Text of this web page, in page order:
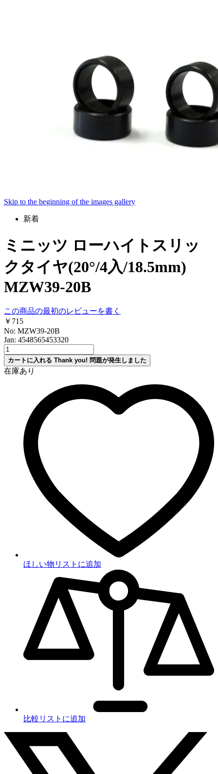
Skip to the beginning of the images gallery
新着
ミニッツ ローハイトスリッ
クタイヤ(20°/4入/18.5mm)
MZW39-20B
この商品の最初のレビューを書く
￥715
No: MZW39-20B
Jan: 4548565453320
カートに入れる Thank you! 問題が発生しました
在庫あり
ほしい物リストに追加
比較リストに追加